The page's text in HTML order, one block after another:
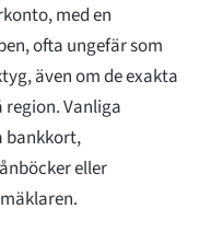
med en
ofta ungefär som
även om de exakta
Vanliga
bankkort,
eller